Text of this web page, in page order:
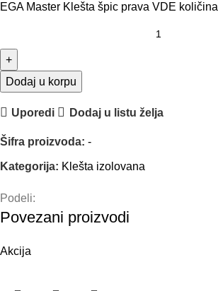
EGA Master Klešta špic prava VDE količina
Dodaj u korpu
Uporedi Dodaj u listu želja
Šifra proizvoda: -
Kategorija: Klešta izolovana
Podeli:
Povezani proizvodi
Akcija